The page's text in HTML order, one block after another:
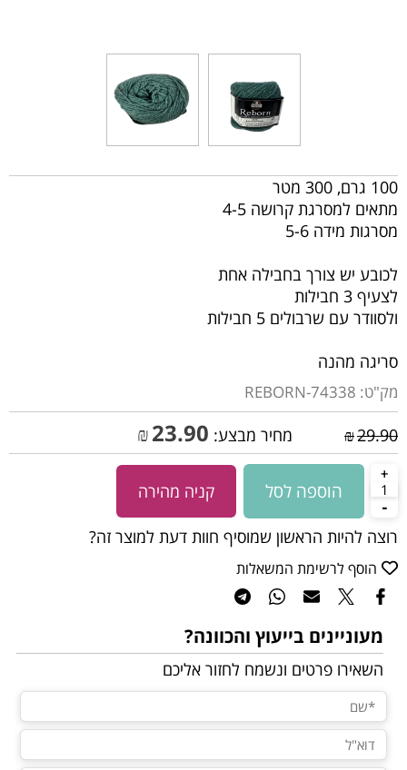
100 גרם, 300 מטר
מתאים למסרגת קרושה 4-5
מסרגות מידה 5-6
לכובע יש צורך בחבילה אחת
לצעיף 3 חבילות
ולסוודר עם שרבולים 5 חבילות
סריגה מהנה
מק"ט: REBORN-74338
₪29.90 מחיר מבצע: ₪23.90
הוספה לסל קניה מהירה
רוצה להיות הראשון שמוסיף חוות דעת למוצר זה?
הוסף לרשימת המשאלות
מעוניינים בייעוץ והכוונה?
השאירו פרטים ונשמח לחזור אליכם